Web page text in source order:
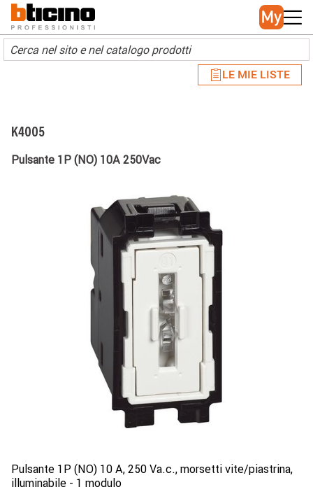
Skip to main content
Main navigation
LE MIE LISTE
K4005
Pulsante 1P (NO) 10A 250Vac
Pulsante 1P (NO) 10 A, 250 Va.c., morsetti vite/piastrina,
illuminabile - 1 modulo